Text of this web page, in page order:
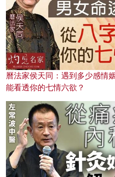
曆法家侯天同：遇到多少感情
能看透你的七情六欲？